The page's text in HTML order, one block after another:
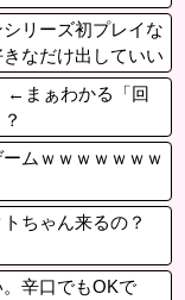
シリーズ初プレイな
なだけ出していい
←まぁわかる「回
ムｗｗｗｗｗｗｗ
ちゃん来るの？
辛口でもOKで